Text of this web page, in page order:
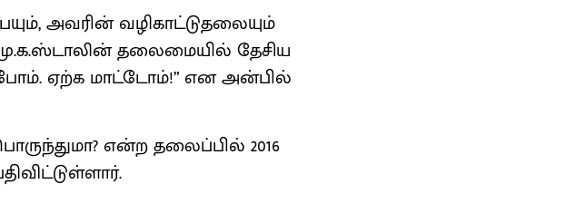
அவரின் வழிகாட்டுதலையும்
தலைமையில் தேசிய
ஏற்க மாட்டோம்!” என அன்பில்
என்ற தலைப்பில் 2016